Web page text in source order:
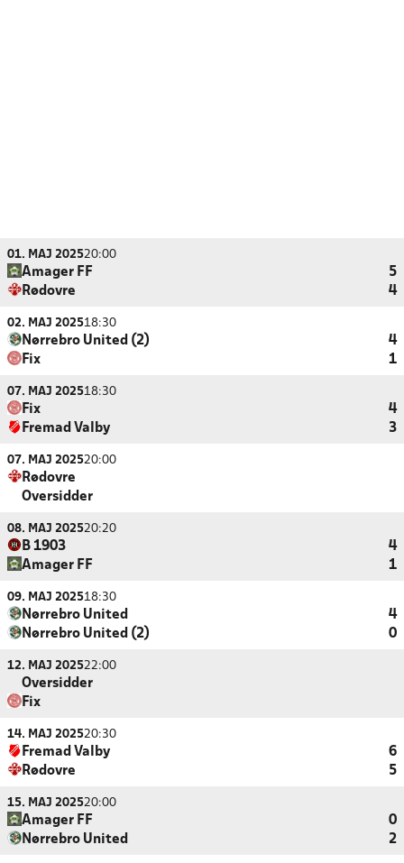
01. MAJ 202520:00
Amager FF
5
Rødovre
4
02. MAJ 202518:30
Nørrebro United (2)
4
Fix
1
07. MAJ 202518:30
Fix
4
Fremad Valby
3
07. MAJ 202520:00
Rødovre
Oversidder
08. MAJ 202520:20
B 1903
4
Amager FF
1
09. MAJ 202518:30
Nørrebro United
4
Nørrebro United (2)
0
12. MAJ 202522:00
Oversidder
Fix
14. MAJ 202520:30
Fremad Valby
6
Rødovre
5
15. MAJ 202520:00
Amager FF
0
Nørrebro United
2